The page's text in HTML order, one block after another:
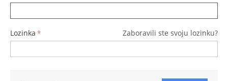
Lozinka Zaboravili ste svoju lozinku?